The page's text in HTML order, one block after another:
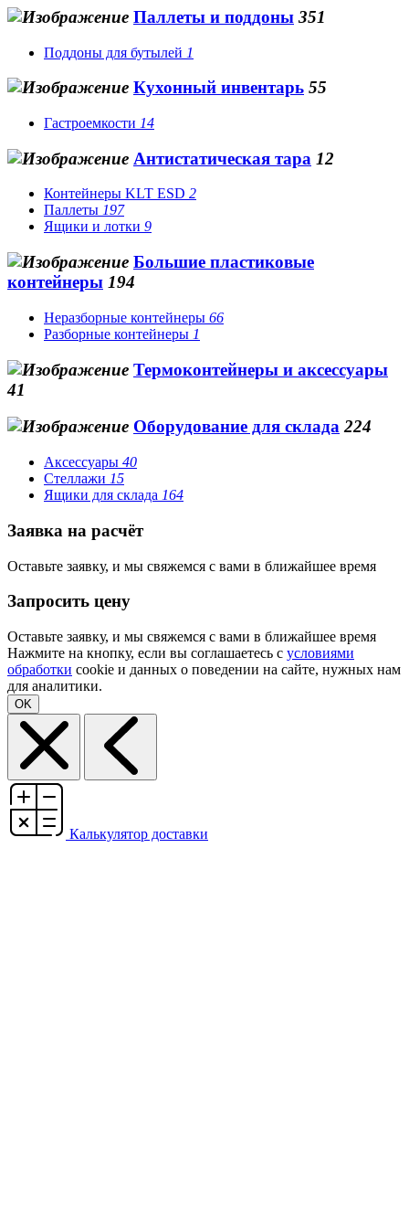
Паллеты и поддоны 351
Поддоны для бутылей 1
Кухонный инвентарь 55
Гастроемкости 14
Антистатическая тара 12
Контейнеры KLT ESD 2
Паллеты 197
Ящики и лотки 9
Большие пластиковые
контейнеры 194
Неразборные контейнеры 66
Разборные контейнеры 1
Термоконтейнеры и аксессуары
41
Оборудование для склада 224
Аксессуары 40
Стеллажи 15
Ящики для склада 164
Заявка на расчёт
Оставьте заявку, и мы свяжемся с вами в ближайшее время
Запросить цену
Оставьте заявку, и мы свяжемся с вами в ближайшее время
Нажмите на кнопку, если вы соглашаетесь с условиями
обработки cookie и данных о поведении на сайте, нужных нам
для аналитики.
OK
Калькулятор доставки